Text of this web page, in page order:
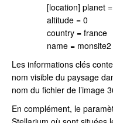
[location] planet
altitude = 0
country = france
name = monsite2
Les informations clés
nom visible du paysage
nom du fichier de l’image
En complément, le